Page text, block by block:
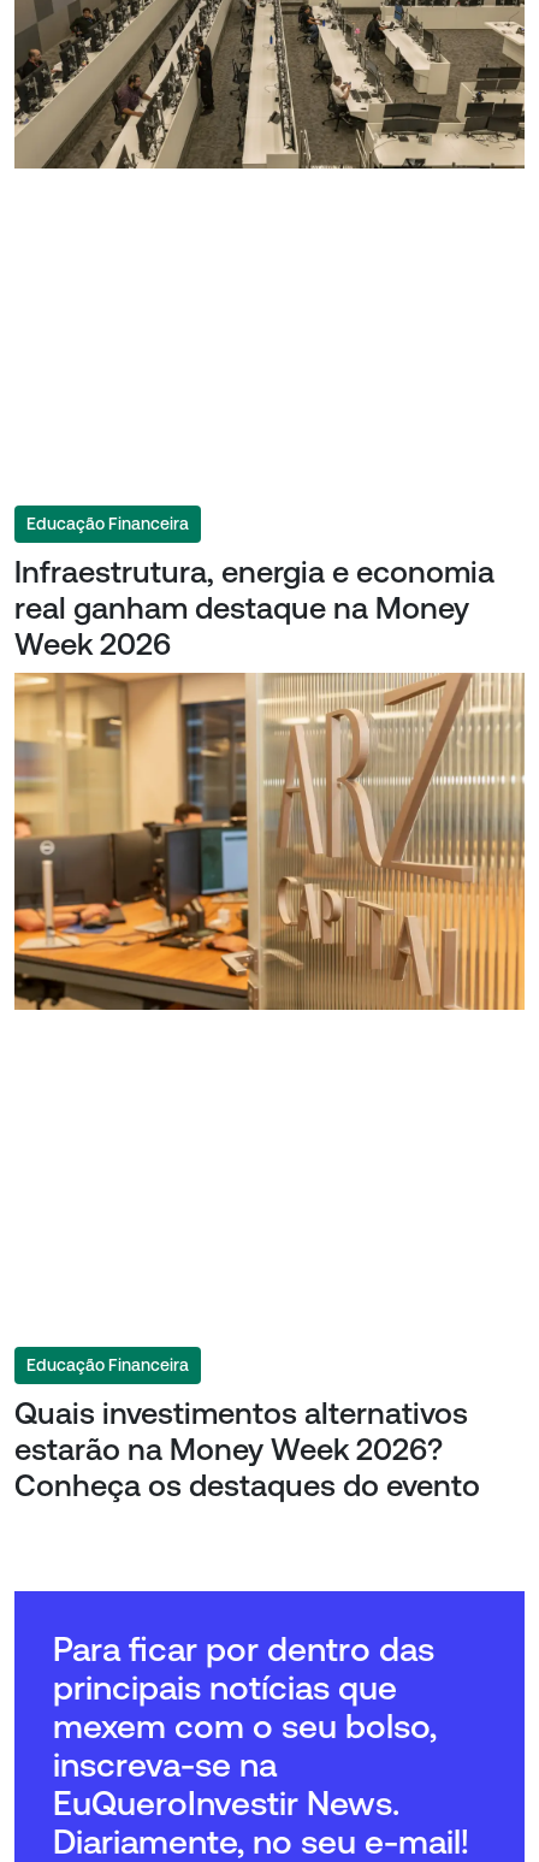
Educação Financeira
Infraestrutura, energia e economia
real ganham destaque na Money
Week 2026
Educação Financeira
Quais investimentos alternativos
estarão na Money Week 2026?
Conheça os destaques do evento
Para ficar por dentro das
principais notícias que
mexem com o seu bolso,
inscreva-se na
EuQueroInvestir News.
Diariamente, no seu e-mail!